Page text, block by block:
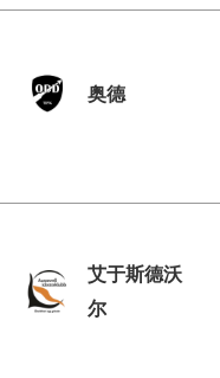
奥德
艾于斯德沃
尔